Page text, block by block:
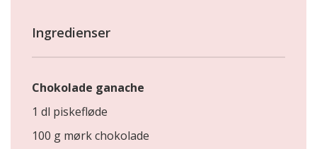
Ingredienser
Chokolade ganache
1 dl piskefløde
100 g mørk chokolade